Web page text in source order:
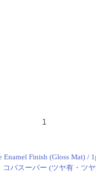
1
Enamel Finish (Gloss Mat) /
バスーパー (ツヤ有・ツヤ